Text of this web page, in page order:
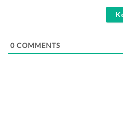
0 COMMENTS